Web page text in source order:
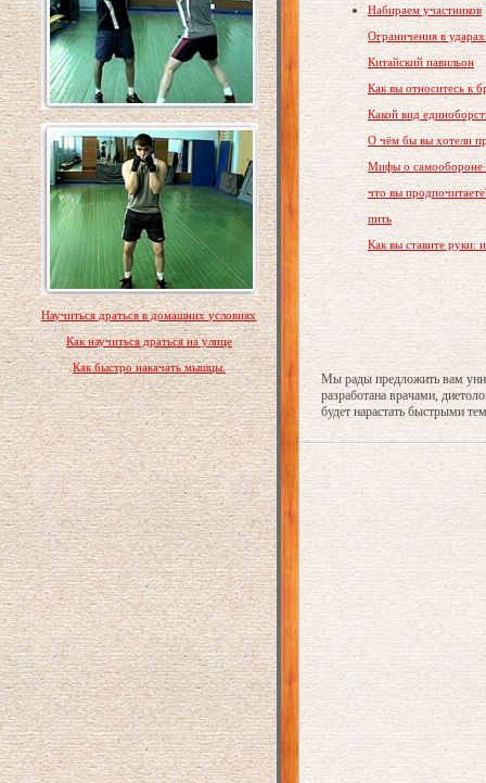
Научиться драться в домашних условиях
Как научиться драться на улице
Как быстро накачать мышцы.
Набираем участников
Ограничения в
Китайский павильон
Как вы относитесь к
Какой вид
О чём бы вы хотели
Мифы о самообороне
что вы
пить
Как вы ставите руки:
Мы рады предложить вам
разработана врачами,
будет нарастать быстрыми